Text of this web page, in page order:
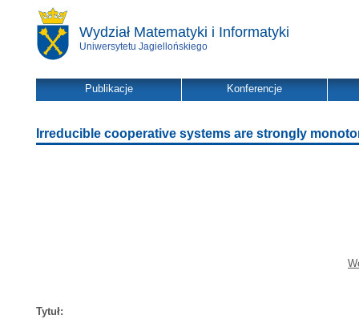
Wydział Matematyki i Informatyki
Uniwersytetu Jagiellońskiego
Publikacje Konferencje
Irreducible cooperative systems are strongly
Tytuł: